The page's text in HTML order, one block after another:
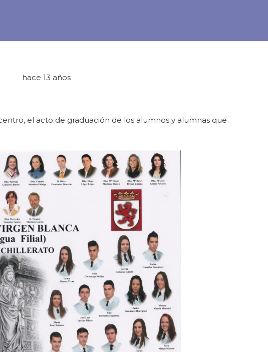
hace 13 años
el acto de graduación de los alumnos y alumnas que